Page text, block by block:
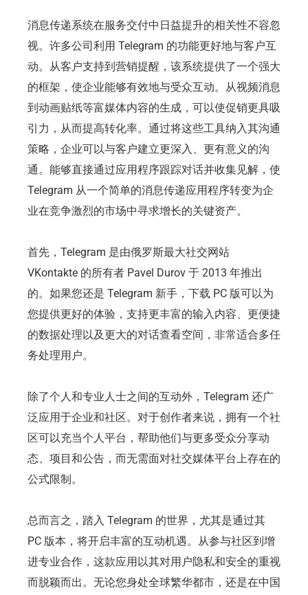
消息传递系统在服务交付中日益提升的相关性不容忽
视。许多公司利用 Telegram 的功能更好地与客户互
动。从客户支持到营销提醒，该系统提供了一个强大
的框架，使企业能够有效地与受众互动。从视频消息
到动画贴纸等富媒体内容的生成，可以使促销更具吸
引力，从而提高转化率。通过将这些工具纳入其沟通
策略，企业可以与客户建立更深入、更有意义的沟
通。能够直接通过应用程序跟踪对话并收集见解，使
Telegram 从一个简单的消息传递应用程序转变为企
业在竞争激烈的市场中寻求增长的关键资产。
首先，Telegram 是由俄罗斯最大社交网站
VKontakte 的所有者 Pavel Durov 于 2013 年推出
的。如果您还是 Telegram 新手，下载 PC 版可以为
您提供更好的体验，支持更丰富的输入内容、更便捷
的数据处理以及更大的对话查看空间，非常适合多任
务处理用户。
除了个人和专业人士之间的互动外，Telegram 还广
泛应用于企业和社区。对于创作者来说，拥有一个社
区可以充当个人平台，帮助他们与更多受众分享动
态、项目和公告，而无需面对社交媒体平台上存在的
公式限制。
总而言之，踏入 Telegram 的世界，尤其是通过其
PC 版本，将开启丰富的互动机遇。从参与社区到增
进专业合作，这款应用以其对用户隐私和安全的重视
而脱颖而出。无论您身处全球繁华都市，还是在中国